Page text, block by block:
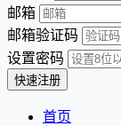
邮箱
邮箱验证码
设置密码
首页